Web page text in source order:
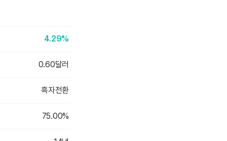
4.29%
0.60달러
흑자전환
75.00%